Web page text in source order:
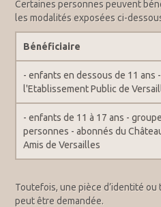
Certaines personnes peuvent
les modalités exposées ci-
Bénéficiaire
- enfants en dessous de 11 ans
l'Etablissement Public de
- enfants de 11 à 17 ans -
personnes - abonnés du
Amis de Versailles
Toutefois, une pièce d’identité
peut être demandée.